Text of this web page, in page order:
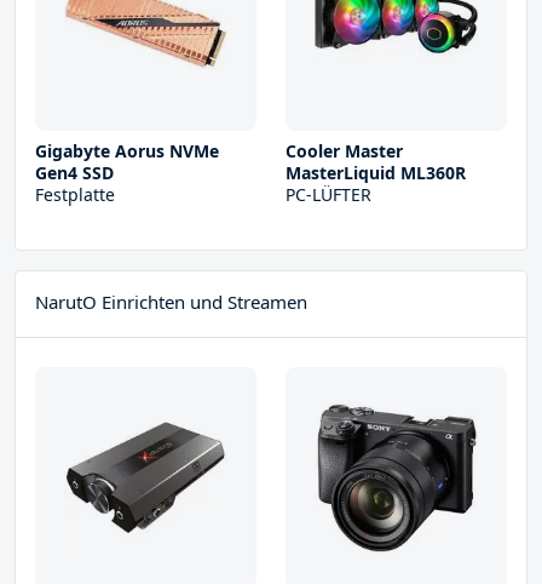
Gigabyte Aorus NVMe
Gen4 SSD
Festplatte
Cooler Master
MasterLiquid ML360R
PC-LÜFTER
NarutO Einrichten und Streamen